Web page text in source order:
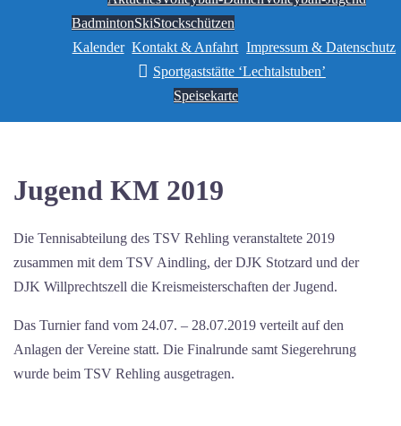
BadmintonSkiStockschützen
Kalender Kontakt & Anfahrt Impressum & Datenschutz
Sportgaststätte ‘Lechtalstuben’
Speisekarte
Jugend KM 2019
Die Tennisabteilung des TSV Rehling veranstaltete 2019
zusammen mit dem TSV Aindling, der DJK Stotzard und der
DJK Willprechtszell die Kreismeisterschaften der Jugend.
Das Turnier fand vom 24.07. – 28.07.2019 verteilt auf den
Anlagen der Vereine statt. Die Finalrunde samt Siegerehrung
wurde beim TSV Rehling ausgetragen.